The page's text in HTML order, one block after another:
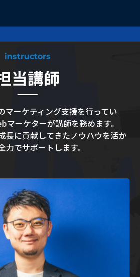
instructors
当講師
マーケティング支援を行ってい
マーケターが講師を務めます。
長に貢献してきたノウハウを活か
力でサポートします。